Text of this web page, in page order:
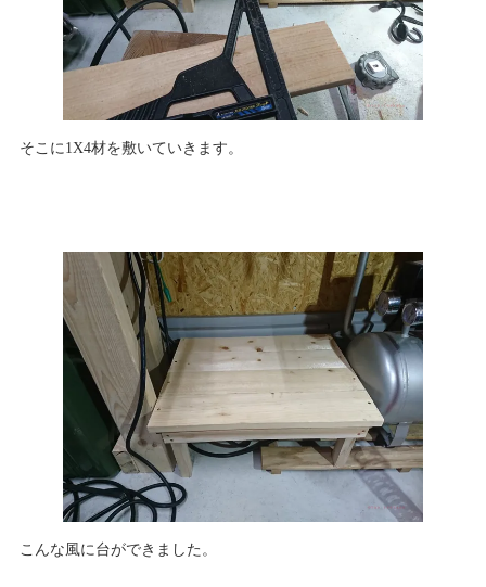
そこに1X4材を敷いていきます。
こんな風に台ができました。